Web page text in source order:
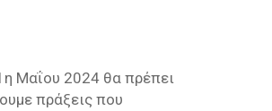
Μαΐου 2024 θα πρέπει
πράξεις που